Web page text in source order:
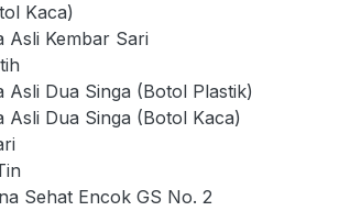
Kaca)
Asli Kembar Sari
Asli Dua Singa (Botol Plastik)
Asli Dua Singa (Botol Kaca)
Sehat Encok GS No. 2